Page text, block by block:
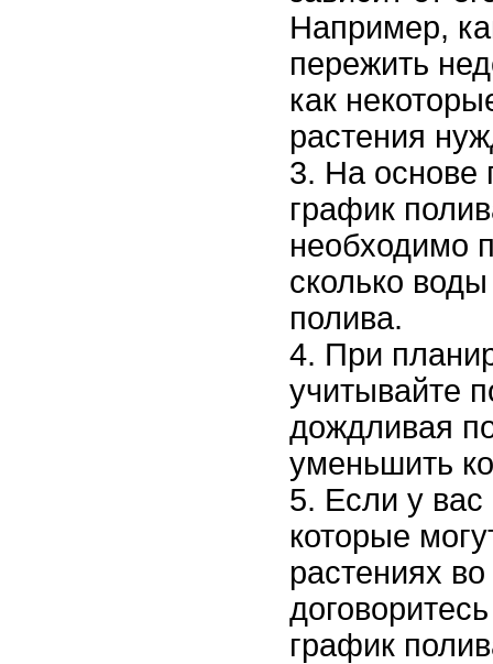
Например,
пережить
как
растения
На основе
график
необходимо
сколько
полива.
При
учитывайте
дождливая
уменьшить
Если у вас
которые
растениях
график